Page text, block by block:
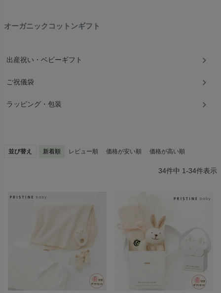
オーガニックコットンギフト
出産祝い・ベビーギフト
ご祝儀袋
ラッピング・包装
並び替え 新着順 レビュー順 価格が安い順 価格が高い順
34件中 1-34件表示